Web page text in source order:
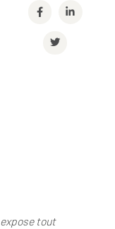
expose tout